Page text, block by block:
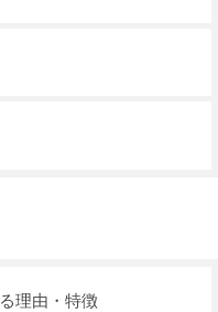
理由・特徴